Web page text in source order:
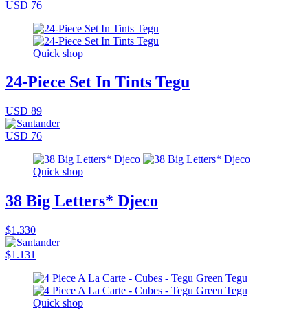
USD 76
Quick shop
24-Piece Set In Tints Tegu
USD 89
USD 76
Quick shop
38 Big Letters* Djeco
$1.330
$1.131
Quick shop